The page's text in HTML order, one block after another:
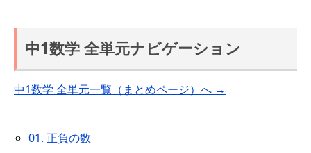
中1数学 全単元ナビゲーション
中1数学 全単元一覧（まとめページ）へ →
01. 正負の数